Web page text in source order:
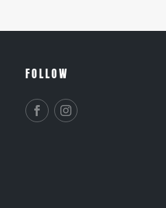
FOLLOW